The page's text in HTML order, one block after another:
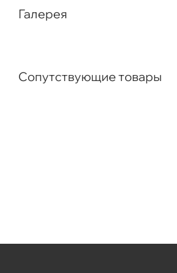
Галерея
Сопутствующие товары